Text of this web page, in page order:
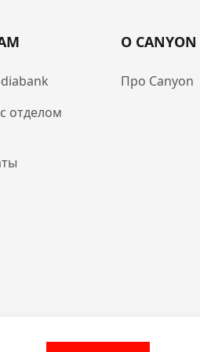
отделом
О CANYON
Про Canyon